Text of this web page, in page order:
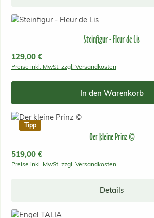
Steinfigur - Fleur de Lis
Regulärer Preis:
129,00 €
Preise inkl. MwSt. zzgl. Versandkosten
In den Warenkorb
Tipp
Der kleine Prinz ©
Regulärer Preis:
519,00 €
Preise inkl. MwSt. zzgl. Versandkosten
Details